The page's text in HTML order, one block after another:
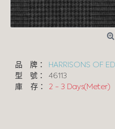
品 牌：
HARRISONS OF
型 號：
46113
庫 存：
2 - 3 Days(Meter)